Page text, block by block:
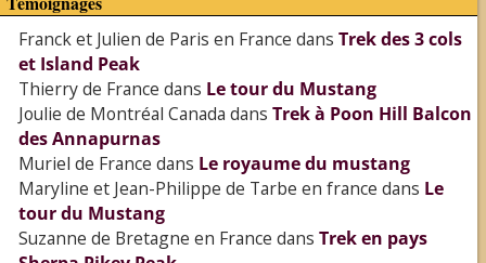
Franck et Julien de Paris en France dans Trek des 3 cols
et Island Peak
Thierry de France dans Le tour du Mustang
Joulie de Montréal Canada dans Trek à Poon Hill Balcon
des Annapurnas
Muriel de France dans Le royaume du mustang
Maryline et Jean-Philippe de Tarbe en france dans Le
tour du Mustang
Suzanne de Bretagne en France dans Trek en pays